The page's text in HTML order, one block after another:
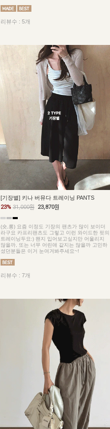
리뷰수 : 5개
[기장별] 키나 버뮤다 트레이닝 PANTS
23% 31,000원 23,870원
(숏,롱) 요즘 이정도 기장의 팬츠가 많이 보이더
라구요 카프리팬츠도 그렇고 이런 와이드한 핏의
트레이닝두요:) 왠지 입어보고싶지만 어울리지
않을까, 또는 너무 어린애 같지는 않을까 고민하
셨던분들은 이거 눈여겨봐주세요~!
리뷰수 : 7개